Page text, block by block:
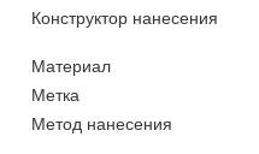
Конструктор нанесения
Материал
Метка
Метод нанесения